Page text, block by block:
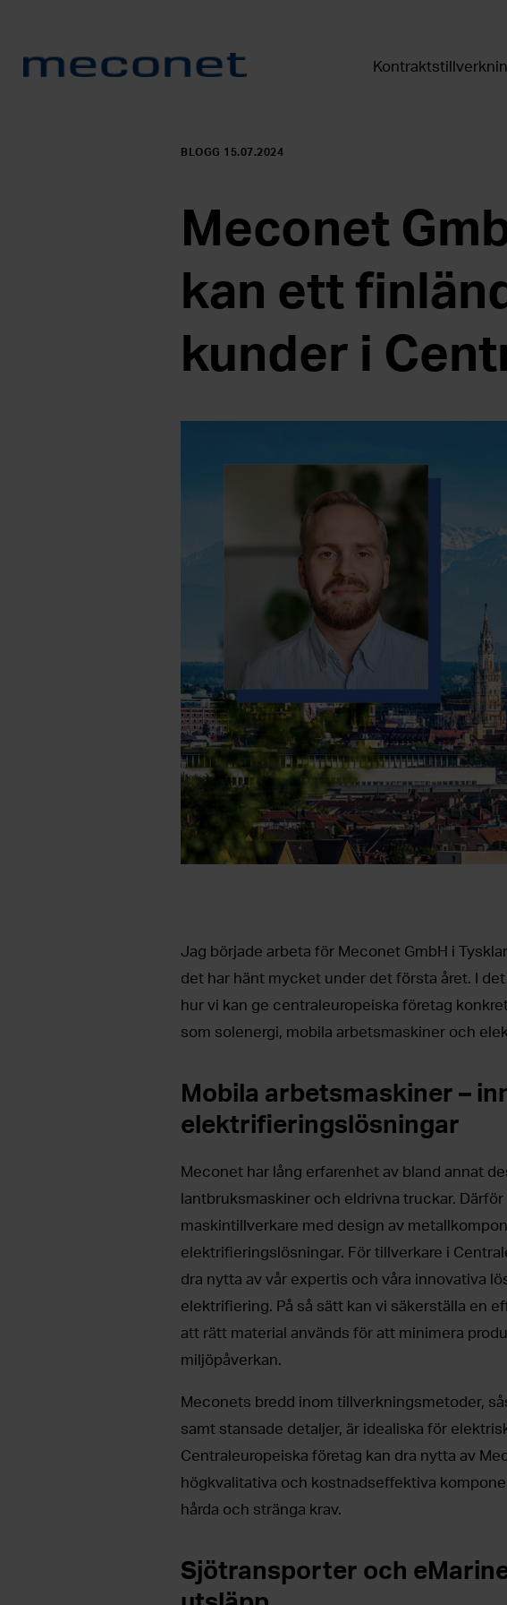
BLOGG 15.07.2024
Meconet
kan ett
kunder i
Jag började arbeta för Meconet GmbH i
det har hänt mycket under det första året. I
hur vi kan ge centraleuropeiska företag
som solenergi, mobila arbetsmaskiner och
Mobila arbetsmaskiner –
elektrifieringslösningar
Meconet har lång erfarenhet av bland annat
lantbruksmaskiner och eldrivna truckar. Därför
maskintillverkare med design av
elektrifieringslösningar. För tillverkare i
dra nytta av vår expertis och våra innovativa
elektrifiering. På så sätt kan vi säkerställa en
att rätt material används för att minimera
miljöpåverkan.
Meconets bredd inom tillverkningsmetoder,
samt stansade detaljer, är idealiska för
Centraleuropeiska företag kan dra nytta av
högkvalitativa och kostnadseffektiva
hårda och stränga krav.
Sjötransporter och